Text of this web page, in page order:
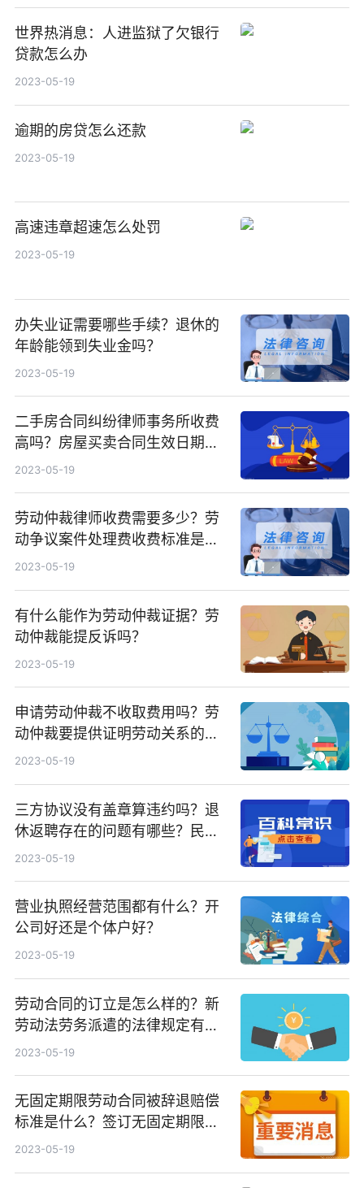
世界热消息：人进监狱了欠银行
贷款怎么办
2023-05-19
逾期的房贷怎么还款
2023-05-19
高速违章超速怎么处罚
2023-05-19
办失业证需要哪些手续？退休的
年龄能领到失业金吗？
2023-05-19
二手房合同纠纷律师事务所收费
高吗？房屋买卖合同生效日期是
什么？
2023-05-19
劳动仲裁律师收费需要多少？劳
动争议案件处理费收费标准是什
么？
2023-05-19
有什么能作为劳动仲裁证据？劳
动仲裁能提反诉吗？
2023-05-19
申请劳动仲裁不收取费用吗？劳
动仲裁要提供证明劳动关系的证
据吗？
2023-05-19
三方协议没有盖章算违约吗？退
休返聘存在的问题有哪些？民事
法律行为有效的条件有哪些？
2023-05-19
营业执照经营范围都有什么？开
公司好还是个体户好？
2023-05-19
劳动合同的订立是怎么样的？新
劳动法劳务派遣的法律规定有什
么？
2023-05-19
无固定期限劳动合同被辞退赔偿
标准是什么？签订无固定期限劳
动合同的条件有哪些？
2023-05-19